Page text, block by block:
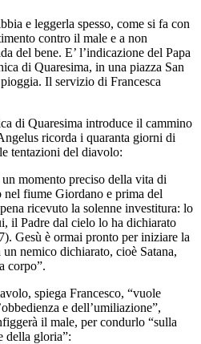
e leggerla spesso, come si fa con
contro il male e a non
del bene. E’ l’indicazione del Papa
di Quaresima, in una piazza San
Il servizio di Francesca
di Quaresima introduce il cammino
ricorda i quaranta giorni di
tentazioni del diavolo:
momento preciso della vita di
fiume Giordano e prima del
ricevuto la solenne investitura: lo
il Padre dal cielo lo ha dichiarato
Gesù è ormai pronto per iniziare la
un nemico dichiarato, cioè Satana,
corpo”.
spiega Francesco, “vuole
e dell’umiliazione”,
il male, per condurlo “sulla
della gloria”: